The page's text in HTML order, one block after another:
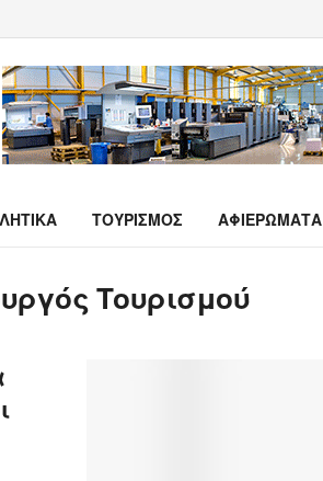
ΤΟΥΡΙΣΜΟΣ ΑΦΙΕΡΩΜΑΤΑ
Τουρισμού